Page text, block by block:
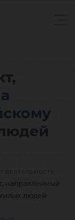
направленный
людей